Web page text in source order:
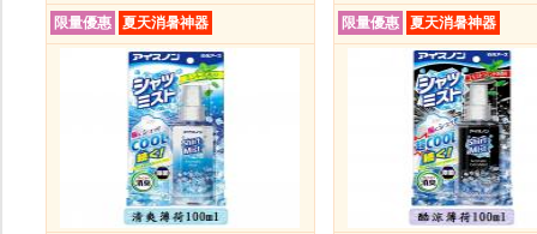
限量優惠
夏天消暑神器
限量優惠
夏天消暑神器